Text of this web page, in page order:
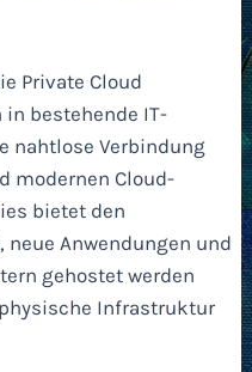
Private Cloud
bestehende IT-
nahtlose Verbindung
modernen Cloud-
bietet den
Anwendungen und
gehostet werden
Infrastruktur